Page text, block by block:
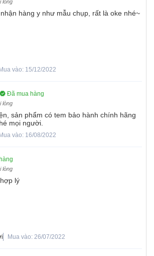
lòng
hàng y như mẫu chụp, rất là oke nhé~
Mua vào: 15/12/2022
Đã mua hàng
lòng
sản phẩm có tem bảo hành chính hãng
mọi người.
Mua vào: 16/08/2022
lòng
lý
Mua vào: 26/07/2022